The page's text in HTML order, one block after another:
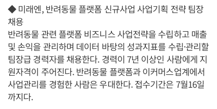
◆ 미래엔, 반려동물 플랫폼 신규사업 사업기획 전략 팀장
채용
반려동물 관련 플랫폼 비즈니스 사업전략을 수립하고 매출
및 손익을 관리하며 데이터 바탕의 성과지표를 수립·관리할
팀장급 경력자를 채용한다. 경력이 7년 이상인 사람에게 지
원자격이 주어진다. 반려동물 플랫폼과 이커머스업계에서
사업관리를 경험한 사람은 우대한다. 접수기간은 7월16일
까지다.